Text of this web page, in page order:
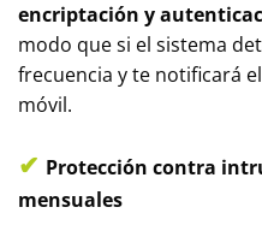
encriptación y
modo que si el sistema
frecuencia y te notificará
móvil.
✔ Protección contra
mensuales